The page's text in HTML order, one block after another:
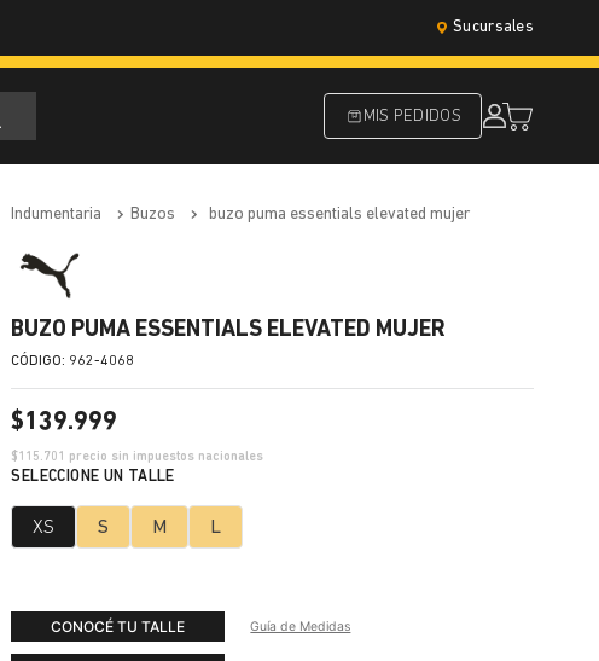
Sucursales
MIS PEDIDOS
indumentaria buzos buzo puma essentials elevated mujer
BUZO PUMA ESSENTIALS ELEVATED MUJER
: 962-4068
$139.999
$115.701 precio sin impuestos nacionales
XS S M L
CONOCÉ TU TALLE Guía de Medidas